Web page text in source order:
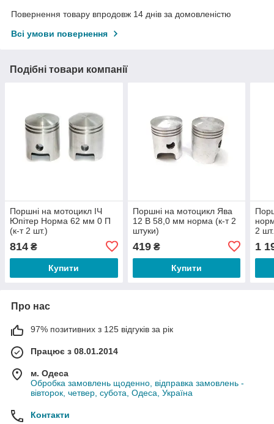
Повернення товару впродовж 14 днів за домовленістю
Всі умови повернення
Подібні товари компанії
Поршні на мотоцикл ІЧ
Юпітер Норма 62 мм 0 П
(к-т 2 шт.)
814 ₴
Купити
Поршні на мотоцикл Ява
12 В 58,0 мм норма (к-т 2
штуки)
419₴
Купити
2
1
Про нас
97% позитивних з 125 відгуків за рік
Працює з 08.01.2014
м. Одеса
Обробка замовлень щоденно, відправка замовлень -
вівторок, четвер, субота, Одеса, Україна
Контакти